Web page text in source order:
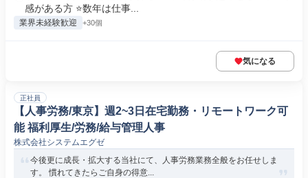
感がある方 ⭐数年は仕事...
業界未経験歓迎 +30個
気になる
正社員
【人事労務/東京】週2~3日在宅勤務・リモートワーク可
能 福利厚生/労務/給与管理人事
株式会社システムエグゼ
今後更に成長・拡大する当社にて、人事労務業務全般をお任せしま
す。 慣れてきたらご自身の得意...